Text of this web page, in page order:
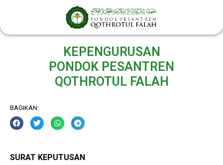
konten
KEPENGURUSAN
PONDOK PESANTREN
QOTHROTUL FALAH
BAGIKAN:
SURAT KEPUTUSAN